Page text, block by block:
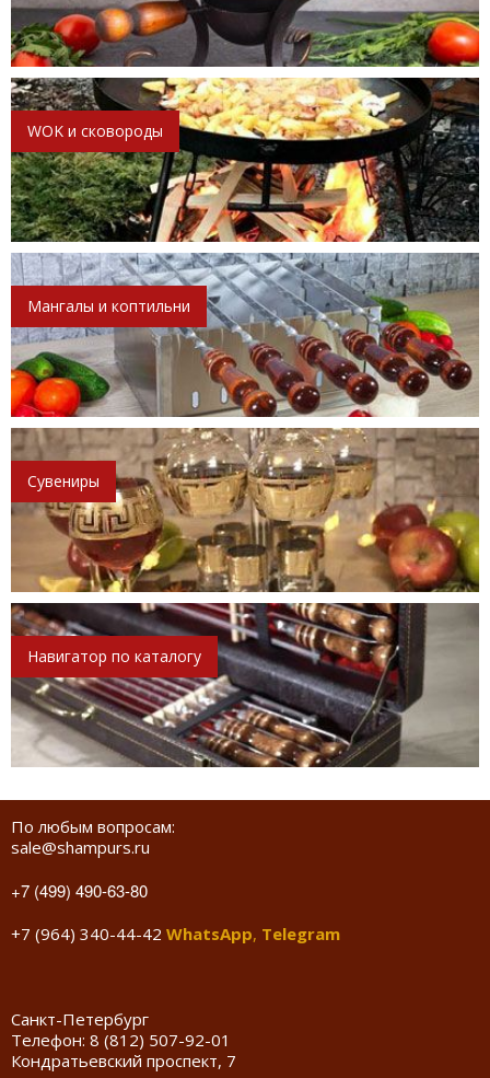
WOK и сковороды
Мангалы и коптильни
Сувениры
Навигатор по каталогу
По любым вопросам:
sale@shampurs.ru
+7 (499) 490-63-80
+7 (964) 340-44-42 WhatsApp, Telegram
Санкт-Петербург
Телефон: 8 (812) 507-92-01
Кондратьевский проспект, 7